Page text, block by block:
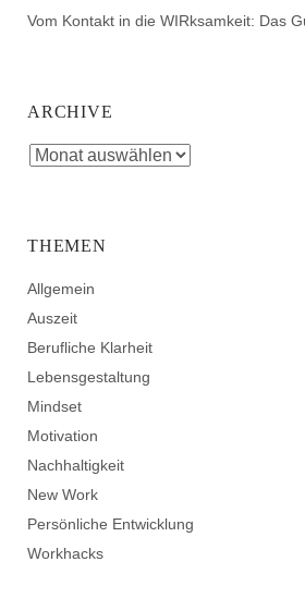
Vom Kontakt in die WIRksamkeit: Das
ARCHIVE
THEMEN
Allgemein
Auszeit
Berufliche Klarheit
Lebensgestaltung
Mindset
Motivation
Nachhaltigkeit
New Work
Persönliche Entwicklung
Workhacks